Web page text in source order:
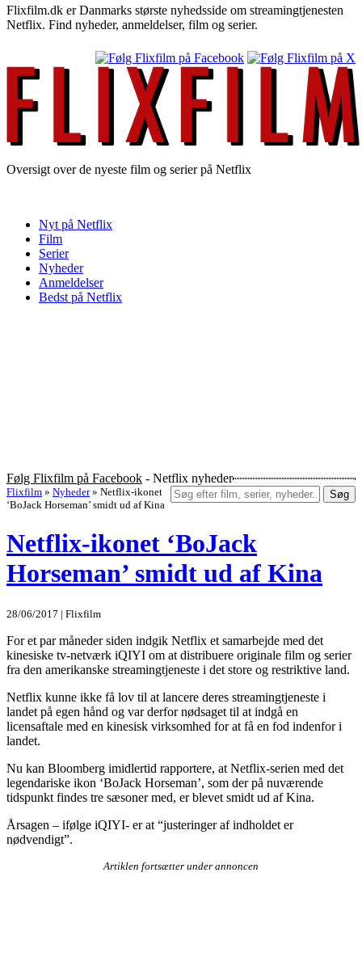
Flixfilm.dk er Danmarks største nyhedsside om streamingtjenesten
Netflix. Find nyheder, anmeldelser, film og serier.
Oversigt over de nyeste film og serier på Netflix
Nyt på Netflix
Film
Serier
Nyheder
Anmeldelser
Bedst på Netflix
Følg Flixfilm på Facebook - Netflix nyheder
Søg
Flixfilm » Nyheder » Netflix-ikonet
‘BoJack Horseman’ smidt ud af Kina
Netflix-ikonet ‘BoJack
Horseman’ smidt ud af Kina
28/06/2017 | Flixfilm
For et par måneder siden indgik Netflix et samarbejde med det
kinesiske tv-netværk iQIYI om at distribuere originale film og serier
fra den amerikanske streamingtjeneste i det store og restriktive land.
Netflix kunne ikke få lov til at lancere deres streamingtjeneste i
landet på egen hånd og var derfor nødsaget til at indgå en
licensaftale med en kinesisk virksomhed for at få en fod indenfor i
landet.
Nu kan Bloomberg imidlertid rapportere, at Netflix-serien med det
legendariske ikon ‘BoJack Horseman’, som der på nuværende
tidspunkt findes tre sæsoner med, er blevet smidt ud af Kina.
Årsagen – ifølge iQIYI- er at “justeringer af indholdet er
nødvendigt”.
Artiklen fortsætter under annoncen